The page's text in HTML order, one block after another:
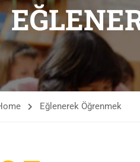
Eğlenerek Öğrenmek